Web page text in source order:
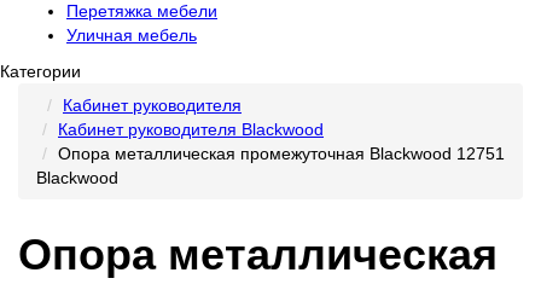
Перетяжка мебели
Уличная мебель
Категории
Кабинет руководителя
Кабинет руководителя Blackwood
Опора металлическая промежуточная Blackwood 12751
Blackwood
Опора металлическая